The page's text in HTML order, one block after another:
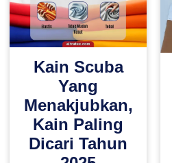
Kain Scuba
Yang
Menakjubkan,
Kain Paling
Dicari Tahun